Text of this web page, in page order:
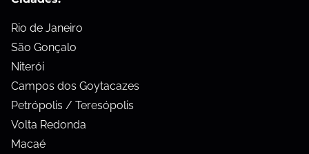
Rio de Janeiro
São Gonçalo
Niterói
Campos dos Goytacazes
Petrópolis / Teresópolis
Volta Redonda
Macaé